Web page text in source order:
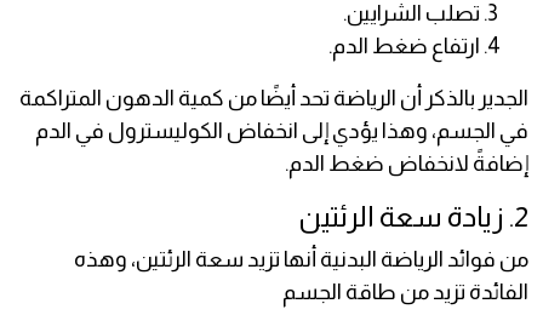
تصلب الشرايين.
ارتفاع ضغط الدم.
الجدير بالذكر أن الرياضة تحد أيضًا من كمية الدهون المتراكمة
في الجسم، وهذا يؤدي إلى انخفاض الكوليسترول في الدم
إضافةً لانخفاض ضغط الدم.
2. زيادة سعة الرئتين
من فوائد الرياضة البدنية أنها تزيد سعة الرئتين، وهذه
الفائدة تزيد من طاقة الجسم